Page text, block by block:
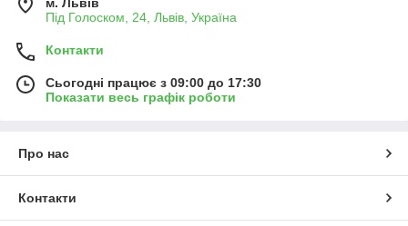
Під Голоском, 24, Львів, Україна
Контакти
Сьогодні працює з 09:00 до 17:30
Показати весь графік роботи
Про нас
Контакти